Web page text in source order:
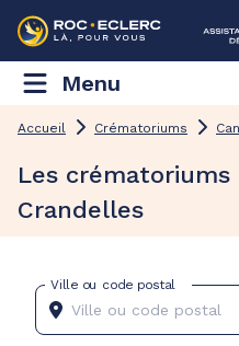
Menu
Accueil Crématoriums
Les
Crandelles
Ville ou code postal